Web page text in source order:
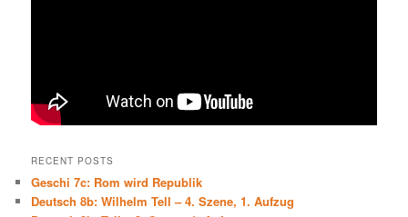
RECENT POSTS
Geschi 7c: Rom wird Republik
Deutsch 8b: Wilhelm Tell – 4. Szene, 1. Aufzug